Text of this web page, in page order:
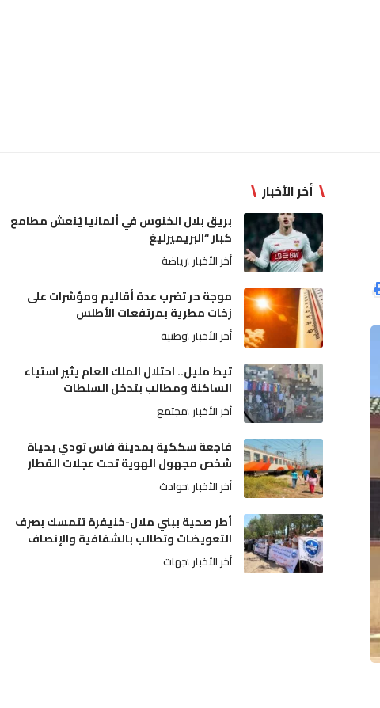
أخر الأخبار
بريق بلال الخنوس في ألمانيا يُنعش مطامع
كبار “البريميرليغ
أخر الأخبار رياضة
موجة حر تضرب عدة أقاليم ومؤشرات على
زخات مطرية بمرتفعات الأطلس
أخر الأخبار وطنية
تيط مليل.. احتلال الملك العام يثير استياء
الساكنة ومطالب بتدخل السلطات
أخر الأخبار مجتمع
فاجعة سككية بمدينة فاس تودي بحياة
شخص مجهول الهوية تحت عجلات القطار
أخر الأخبار حوادث
أطر صحية ببني ملال-خنيفرة تتمسك بصرف
التعويضات وتطالب بالشفافية والإنصاف
أخر الأخبار جهات